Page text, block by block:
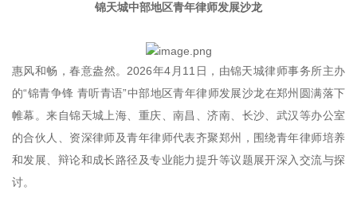
锦天城中部地区青年律师发展沙龙
惠风和畅，春意盎然。2026年4月11日，由锦天城律师事务所主办
的“锦青争锋 青听青语”中部地区青年律师发展沙龙在郑州圆满落下
帷幕。来自锦天城上海、重庆、南昌、济南、长沙、武汉等办公室
的合伙人、资深律师及青年律师代表齐聚郑州，围绕青年律师培养
和发展、辩论和成长路径及专业能力提升等议题展开深入交流与探
讨。